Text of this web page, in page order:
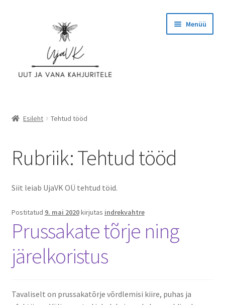
navigeerimisele
Menüü
Hinnad
Kassa
KASUTAJATINGIMUSED
KKK – korduma kippuvad küsimused
Kontakt
Lõuna-Eesti kampaania
Esileht Tehtud tööd
Rubriik:Tehtud tööd
Siit leiab UjaVK OÜ tehtud töid.
Postitatud 9. mai 2020kirjutas indrekvahtre
Prussakate tõrje ning
järelkoristus
Tavaliselt on prussakatõrje võrdlemisi kiire, puhas ja